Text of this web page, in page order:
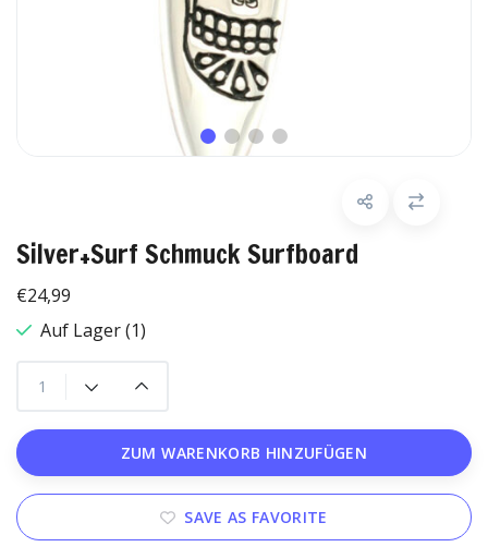
Silver+Surf Schmuck Surfboard
€24,99
Auf Lager (1)
ZUM WARENKORB HINZUFÜGEN
SAVE AS FAVORITE